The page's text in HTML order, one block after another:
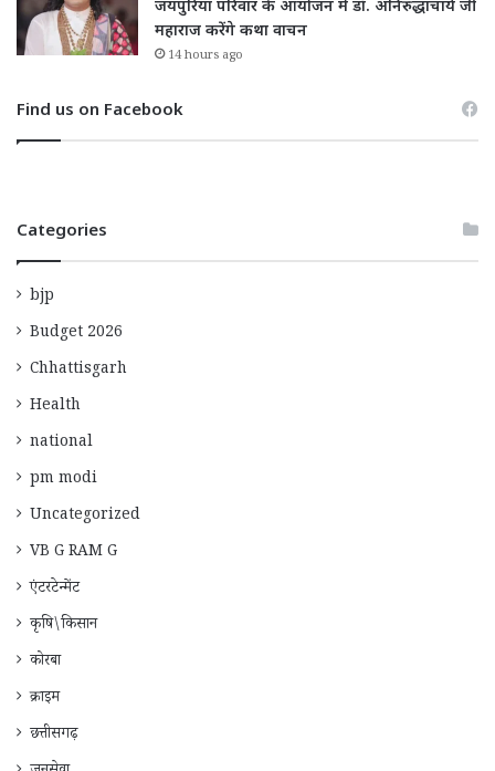
जयपुरिया परिवार के आयोजन में डॉ. अनिरुद्धाचार्य जी
महाराज करेंगे कथा वाचन
14 hours ago
Find us on Facebook
Categories
bjp
Budget 2026
Chhattisgarh
Health
national
pm modi
Uncategorized
VB G RAM G
एंटरटेन्मेंट
कृषि\किसान
कोरबा
क्राइम
छत्तीसगढ़